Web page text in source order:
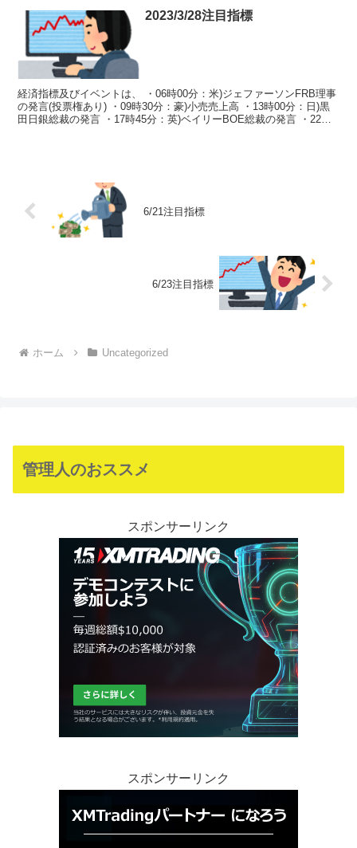
2023/3/28注目指標
経済指標及びイベントは、 ・06時00分：米)ジェファーソンFRB理事
の発言(投票権あり) ・09時30分：豪)小売売上高 ・13時00分：日)黒
田日銀総裁の発言 ・17時45分：英)ベイリーBOE総裁の発言 ・22時
6/21注目指標
6/23注目指標
ホーム Uncategorized
管理人のおススメ
スポンサーリンク
スポンサーリンク